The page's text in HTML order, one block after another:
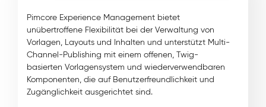
Pimcore Experience Management bietet
unübertroffene Flexibilität bei der Verwaltung von
Vorlagen, Layouts und Inhalten und unterstützt Multi-
Channel-Publishing mit einem offenen, Twig-
basierten Vorlagensystem und wiederverwendbaren
Komponenten, die auf Benutzerfreundlichkeit und
Zugänglichkeit ausgerichtet sind.